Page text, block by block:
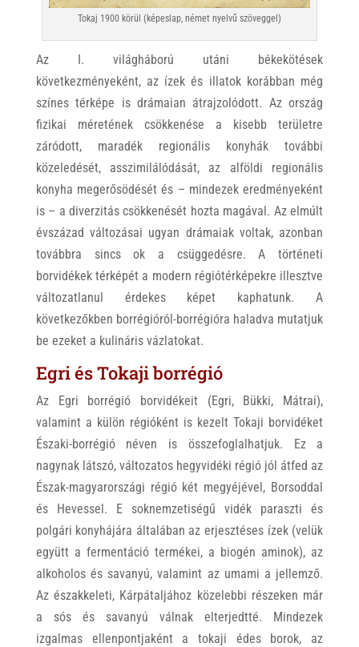
Tokaj 1900 körül (képeslap, német nyelvű szöveggel)
Az I. világháború utáni békekötések
következményeként, az ízek és illatok korábban még
színes térképe is drámaian átrajzolódott. Az ország
fizikai méretének csökkenése a kisebb területre
záródott, maradék regionális konyhák további
közeledését, asszimilálódását, az alföldi regionális
konyha megerősödését és – mindezek eredményeként
is – a diverzitás csökkenését hozta magával. Az elmúlt
évszázad változásai ugyan drámaiak voltak, azonban
továbbra sincs ok a csüggedésre. A történeti
borvidékek térképét a modern régiótérképekre illesztve
változatlanul érdekes képet kaphatunk. A
következőkben borrégióról-borrégióra haladva mutatjuk
be ezeket a kulináris vázlatokat.
Egri és Tokaji borrégió
Az Egri borrégió borvidékeit (Egri, Bükki, Mátrai),
valamint a külön régióként is kezelt Tokaji borvidéket
Északi-borrégió néven is összefoglalhatjuk. Ez a
nagynak látszó, változatos hegyvidéki régió jól átfed az
Észak-magyarországi régió két megyéjével, Borsoddal
és Hevessel. E soknemzetiségű vidék paraszti és
polgári konyhájára általában az erjesztéses ízek (velük
együtt a fermentáció termékei, a biogén aminok), az
alkoholos és savanyú, valamint az umami a jellemző.
Az északkeleti, Kárpátaljához közelebbi részeken már
a sós és savanyú válnak elterjedtté. Mindezek
izgalmas ellenpontjaként a tokaji édes borok, az